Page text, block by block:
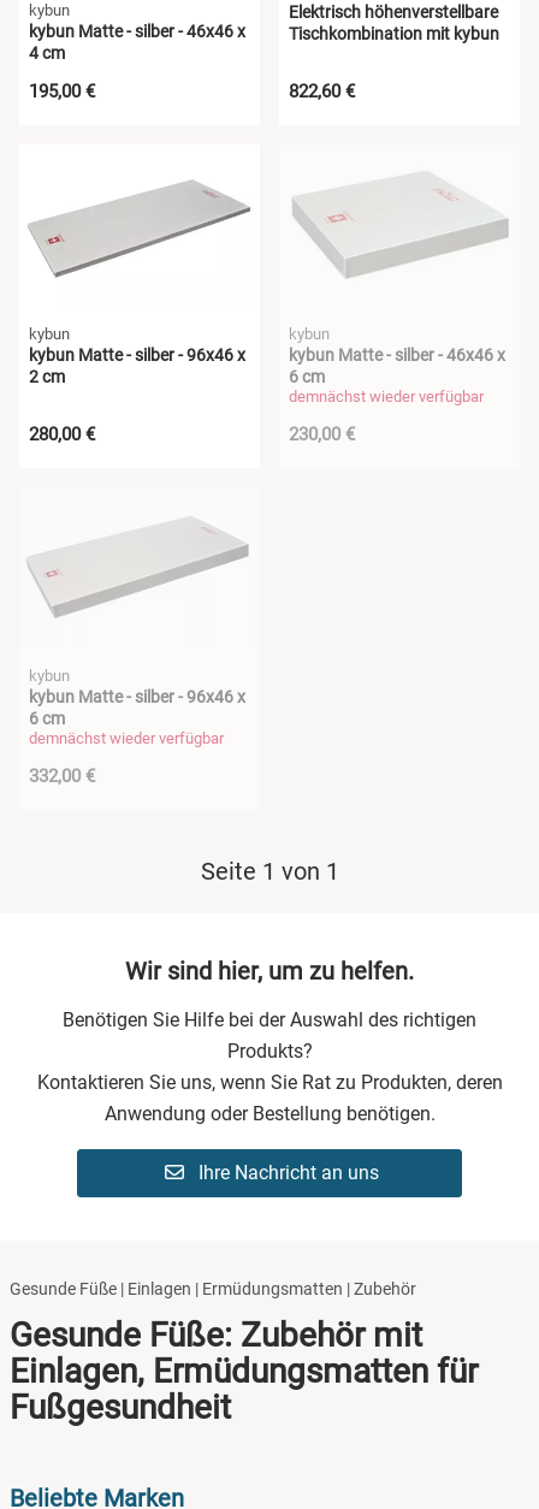
kybun
kybun Matte - silber - 46x46 x
4 cm
195,00 €
Elektrisch höhenverstellbare
Tischkombination mit kybun
822,60 €
kybun
kybun Matte - silber - 96x46 x
2 cm
280,00 €
kybun
kybun Matte - silber - 46x46 x
6 cm
demnächst wieder verfügbar
230,00 €
kybun
kybun Matte - silber - 96x46 x
6 cm
demnächst wieder verfügbar
332,00 €
Seite 1 von 1
Wir sind hier, um zu helfen.
Benötigen Sie Hilfe bei der Auswahl des richtigen
Produkts?
Kontaktieren Sie uns, wenn Sie Rat zu Produkten, deren
Anwendung oder Bestellung benötigen.
Ihre Nachricht an uns
Gesunde Füße | Einlagen | Ermüdungsmatten | Zubehör
Gesunde Füße: Zubehör mit
Einlagen, Ermüdungsmatten für
Fußgesundheit
Beliebte Marken